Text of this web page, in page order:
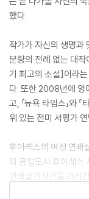
했다.
작가가 자신의 생명과
분량의 전례 없는 대
기 최고의 소설]이라
다. 또한 2008년에 영
고, 「뉴욕 타임스」와
위 있는 전미 서평가
후아레스의 여성 연
의 공업도시 후아레스
연쇄살인사건을 가리
서 인간성의 파괴가